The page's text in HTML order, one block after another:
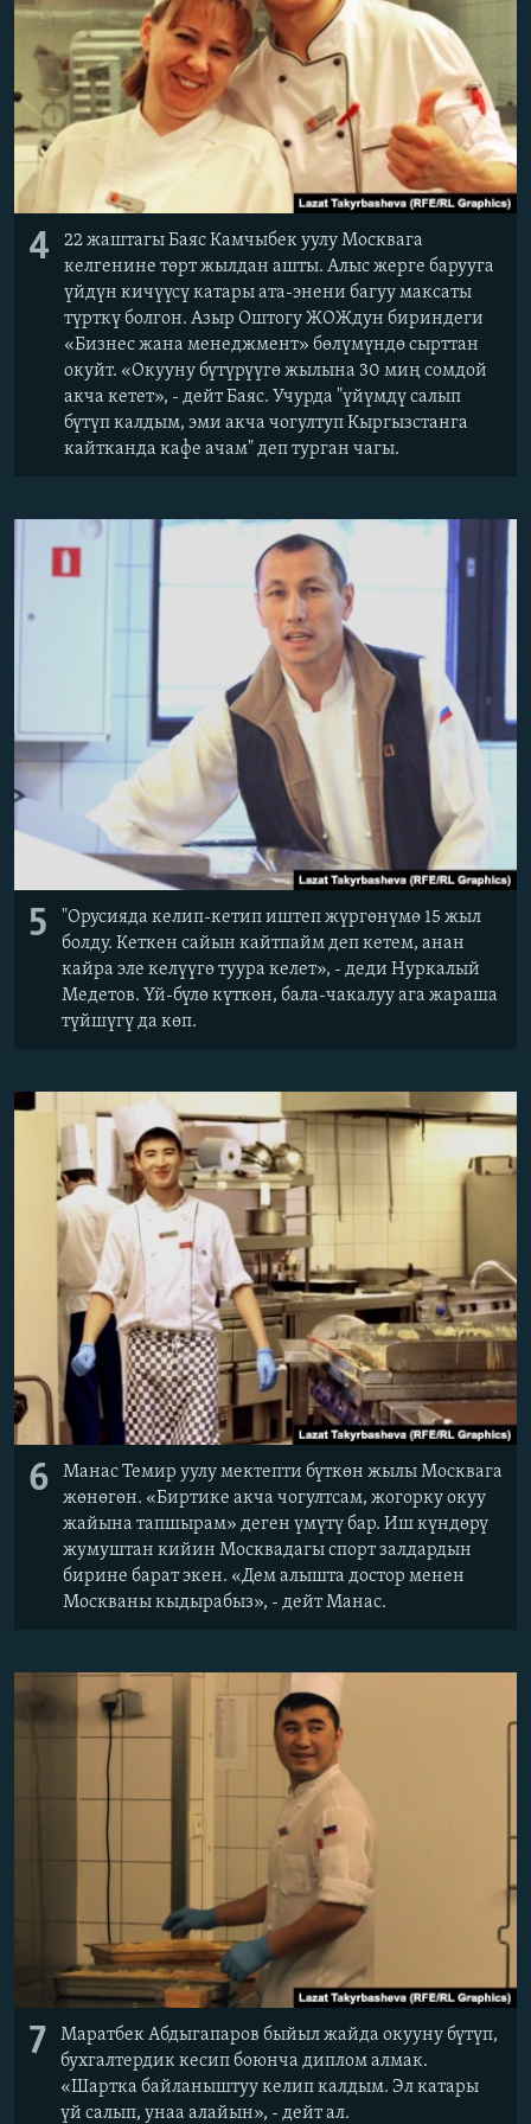
4
22 жаштагы Баяс Камчыбек уулу Москвага
келгенине төрт жылдан ашты. Алыс жерге барууга
үйдүн кичүүсү катары ата-энени багуу максаты
түрткү болгон. Азыр Оштогу ЖОЖдун бириндеги
«Бизнес жана менеджмент» бөлүмүндө сырттан
окуйт. «Окууну бүтүрүүгө жылына 30 миң сомдой
акча кетет», - дейт Баяс. Учурда "үйүмдү салып
бүтүп калдым, эми акча чогултуп Кыргызстанга
кайтканда кафе ачам" деп турган чагы.
5
"Орусияда келип-кетип иштеп жүргөнүмө 15 жыл
болду. Кеткен сайын кайтпайм деп кетем, анан
кайра эле келүүгө туура келет», - деди Нуркалый
Медетов. Үй-бүлө күткөн, бала-чакалуу ага жараша
түйшүгү да көп.
6
Манас Темир уулу мектепти бүткөн жылы Москвага
жөнөгөн. «Биртике акча чогултсам, жогорку окуу
жайына тапшырам» деген үмүтү бар. Иш күндөрү
жумуштан кийин Москвадагы спорт залдардын
бирине барат экен. «Дем алышта достор менен
Москваны кыдырабыз», - дейт Манас.
7
Маратбек Абдыгапаров быйыл жайда окууну бүтүп,
бухгалтердик кесип боюнча диплом алмак.
«Шартка байланыштуу келип калдым. Эл катары
үй салып, унаа алайын», - дейт ал.